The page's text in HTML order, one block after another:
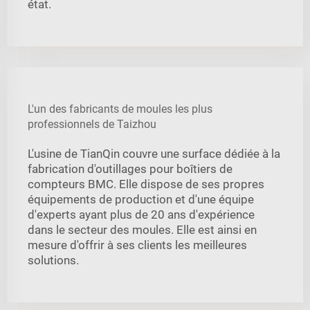
état.
L'un des fabricants de moules les plus
professionnels de Taizhou
L'usine de TianQin couvre une surface dédiée à la
fabrication d'outillages pour boîtiers de
compteurs BMC. Elle dispose de ses propres
équipements de production et d'une équipe
d'experts ayant plus de 20 ans d'expérience
dans le secteur des moules. Elle est ainsi en
mesure d'offrir à ses clients les meilleures
solutions.